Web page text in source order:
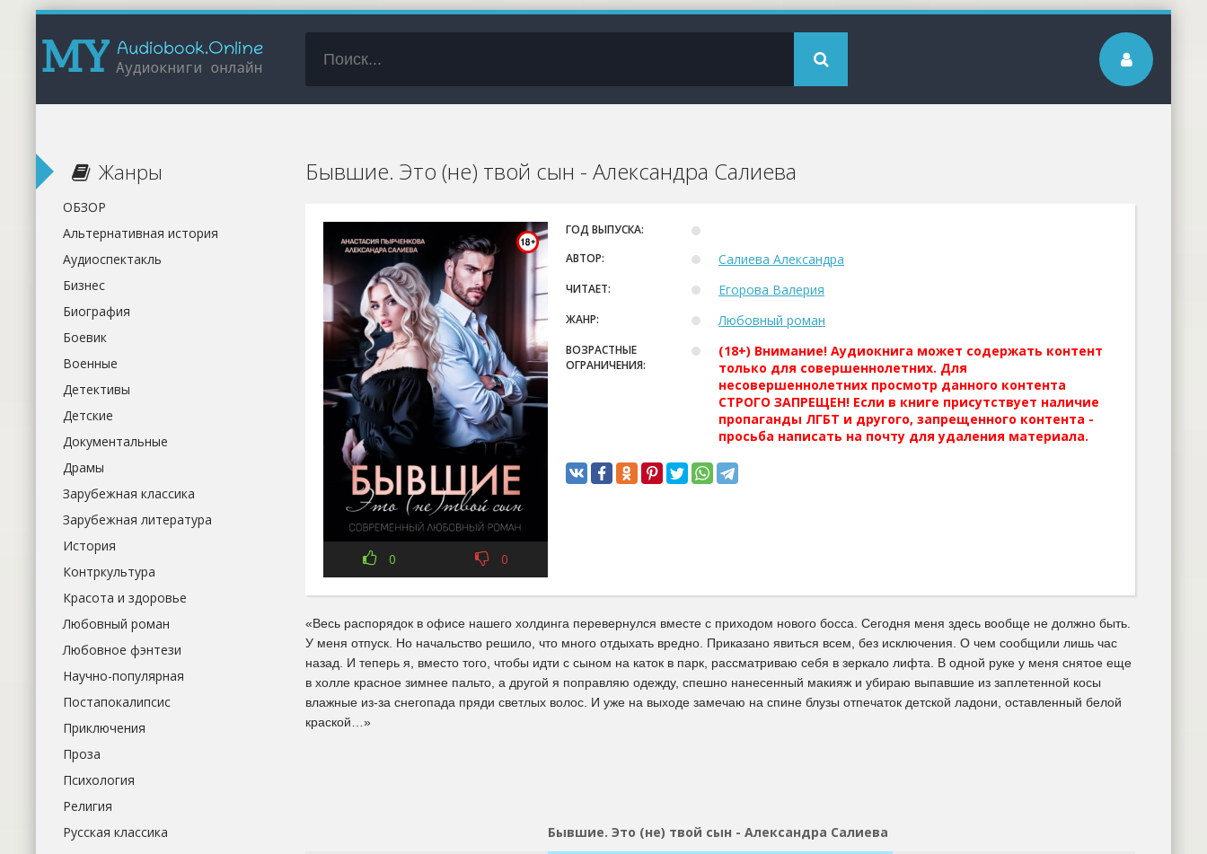
Бывшие. Это (не) твой сын - Александра Салиева
0 0
ГОД ВЫПУСКА:
АВТОР:
Салиева Александра
ЧИТАЕТ: Егорова Валерия
ЖАНР: Любовный роман
ВОЗРАСТНЫЕ
ОГРАНИЧЕНИЯ:
(18+) Внимание! Аудиокнига может содержать контент
только для совершеннолетних. Для
несовершеннолетних просмотр данного контента
СТРОГО ЗАПРЕЩЕН! Если в книге присутствует наличие
пропаганды ЛГБТ и другого, запрещенного контента -
просьба написать на почту для удаления материала.
«Весь распорядок в офисе нашего холдинга перевернулся вместе с приходом нового босса. Сегодня меня здесь вообще не должно быть.
У меня отпуск. Но начальство решило, что много отдыхать вредно. Приказано явиться всем, без исключения. О чем сообщили лишь час
назад. И теперь я, вместо того, чтобы идти с сыном на каток в парк, рассматриваю себя в зеркало лифта. В одной руке у меня снятое еще
в холле красное зимнее пальто, а другой я поправляю одежду, спешно нанесенный макияж и убираю выпавшие из заплетенной косы
влажные из-за снегопада пряди светлых волос. И уже на выходе замечаю на спине блузы отпечаток детской ладони, оставленный белой
краской…»
Бывшие. Это (не) твой сын - Александра Салиева
Жанры
ОБЗОР
Альтернативная история
Аудиоспектакль
Бизнес
Биография
Боевик
Военные
Детективы
Детские
Документальные
Драмы
Зарубежная классика
Зарубежная литература
История
Контркультура
Красота и здоровье
Любовный роман
Любовное фэнтези
Научно-популярная
Постапокалипсис
Приключения
Проза
Психология
Религия
Русская классика